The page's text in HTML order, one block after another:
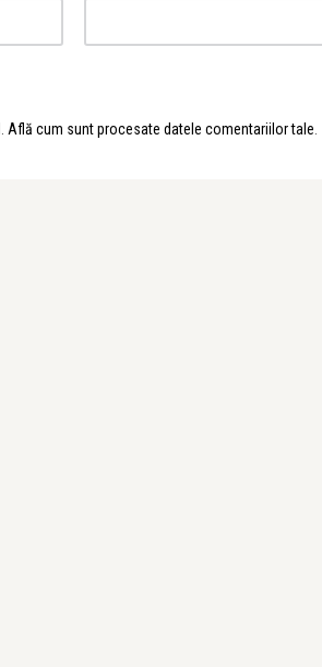
Află cum sunt procesate datele comentariilor tale